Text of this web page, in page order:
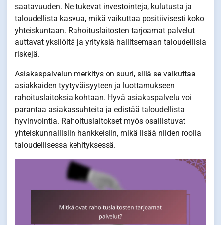
saatavuuden. Ne tukevat investointeja, kulutusta ja
taloudellista kasvua, mikä vaikuttaa positiivisesti koko
yhteiskuntaan. Rahoituslaitosten tarjoamat palvelut
auttavat yksilöitä ja yrityksiä hallitsemaan taloudellisia
riskejä.
Asiakaspalvelun merkitys on suuri, sillä se vaikuttaa
asiakkaiden tyytyväisyyteen ja luottamukseen
rahoituslaitoksia kohtaan. Hyvä asiakaspalvelu voi
parantaa asiakassuhteita ja edistää taloudellista
hyvinvointia. Rahoituslaitokset myös osallistuvat
yhteiskunnallisiin hankkeisiin, mikä lisää niiden roolia
taloudellisessa kehityksessä.